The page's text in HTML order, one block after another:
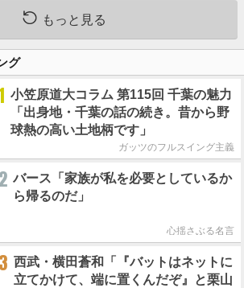
もっと見る
グ
小笠原道大コラム 第115回 千葉の魅力
「出身地・千葉の話の続き。昔から野
球熱の高い土地柄です」
ガッツのフルスイング主義
2 バース「家族が私を必要としているか
ら帰るのだ」
心揺さぶる名言
3 西武・横田蒼和「『バットはネットに
立てかけて、端に置くんだぞ』と栗山